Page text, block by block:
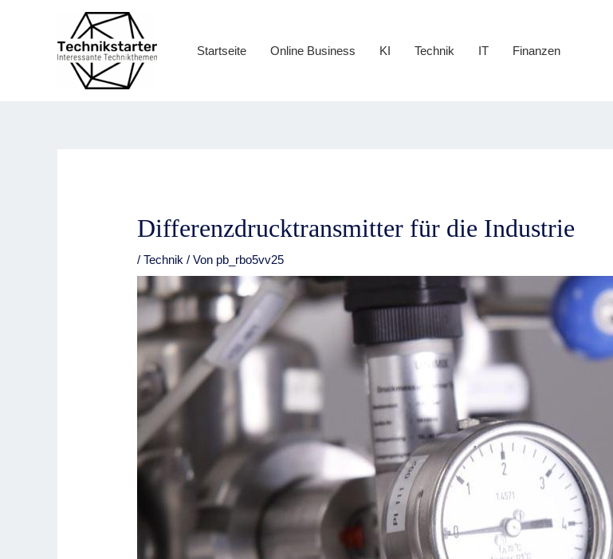
Startseite Online Business KI Technik IT Finanzen
Differenzdrucktransmitter für die Industrie
/Technik / Von pb_rbo5vv25